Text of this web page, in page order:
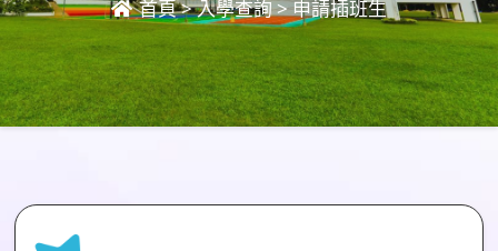
首頁>入學查詢>申請插班生